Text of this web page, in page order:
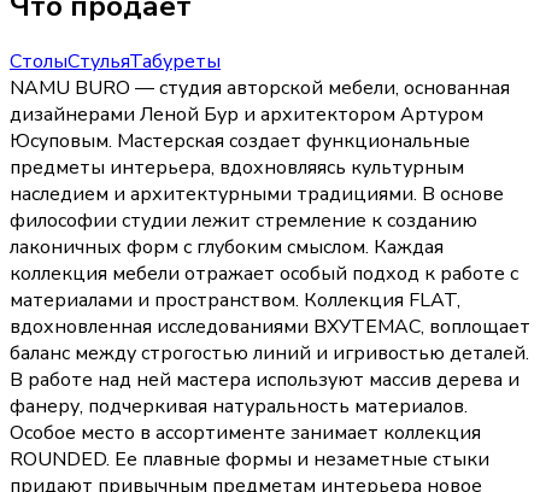
СтолыСтульяТабуреты
NAMU BURO — студия авторской мебели, основанная
дизайнерами Леной Бур и архитектором Артуром
Юсуповым. Мастерская создает функциональные
предметы интерьера, вдохновляясь культурным
наследием и архитектурными традициями. В основе
философии студии лежит стремление к созданию
лаконичных форм с глубоким смыслом. Каждая
коллекция мебели отражает особый подход к работе с
материалами и пространством. Коллекция FLAT,
вдохновленная исследованиями ВХУТЕМАС, воплощает
баланс между строгостью линий и игривостью деталей.
В работе над ней мастера используют массив дерева и
фанеру, подчеркивая натуральность материалов.
Особое место в ассортименте занимает коллекция
ROUNDED. Ее плавные формы и незаметные стыки
придают привычным предметам интерьера новое